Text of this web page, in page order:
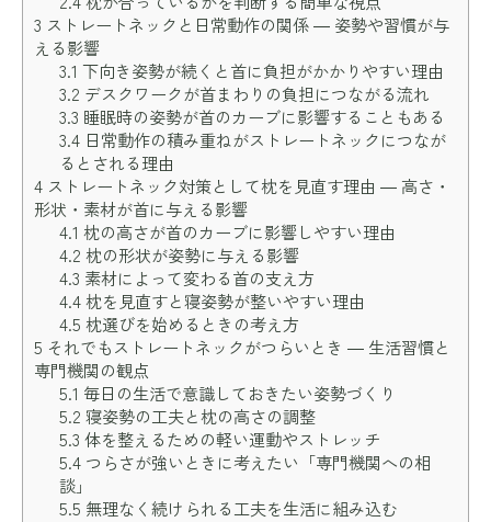
3 ストレートネックと日常動作の関係 ― 姿勢や習慣が与
える影響
3.1 下向き姿勢が続くと首に負担がかかりやすい理由
3.2 デスクワークが首まわりの負担につながる流れ
3.3 睡眠時の姿勢が首のカーブに影響することもある
3.4日常動作の積み重ねがストレートネックにつなが
るとされる理由
4 ストレートネック対策として枕を見直す理由 ― 高さ・
形状・素材が首に与える影響
4.1 枕の高さが首のカーブに影響しやすい理由
4.2 枕の形状が姿勢に与える影響
4.3 素材によって変わる首の支え方
4.4枕を見直すと寝姿勢が整いやすい理由
4.5 枕選びを始めるときの考え方
5 それでもストレートネックがつらいとき ― 生活習慣と
専門機関の観点
5.1 毎日の生活で意識しておきたい姿勢づくり
5.2 寝姿勢の工夫と枕の高さの調整
5.3 体を整えるための軽い運動やストレッチ
5.4つらさが強いときに考えたい「専門機関への相
談」
5.5 無理なく続けられる工夫を生活に組み込む